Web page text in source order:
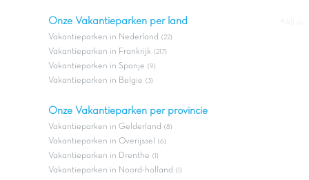
Onze Vakantieparken per land
Vakantieparken in Nederland (22)
Vakantieparken in Frankrijk (217)
Vakantieparken in Spanje (9)
Vakantieparken in Belgie (3)
Onze Vakantieparken per provincie
Vakantieparken in Gelderland (8)
Vakantieparken in Overijssel (6)
Vakantieparken in Drenthe (1)
Vakantieparken in Noord-holland (1)